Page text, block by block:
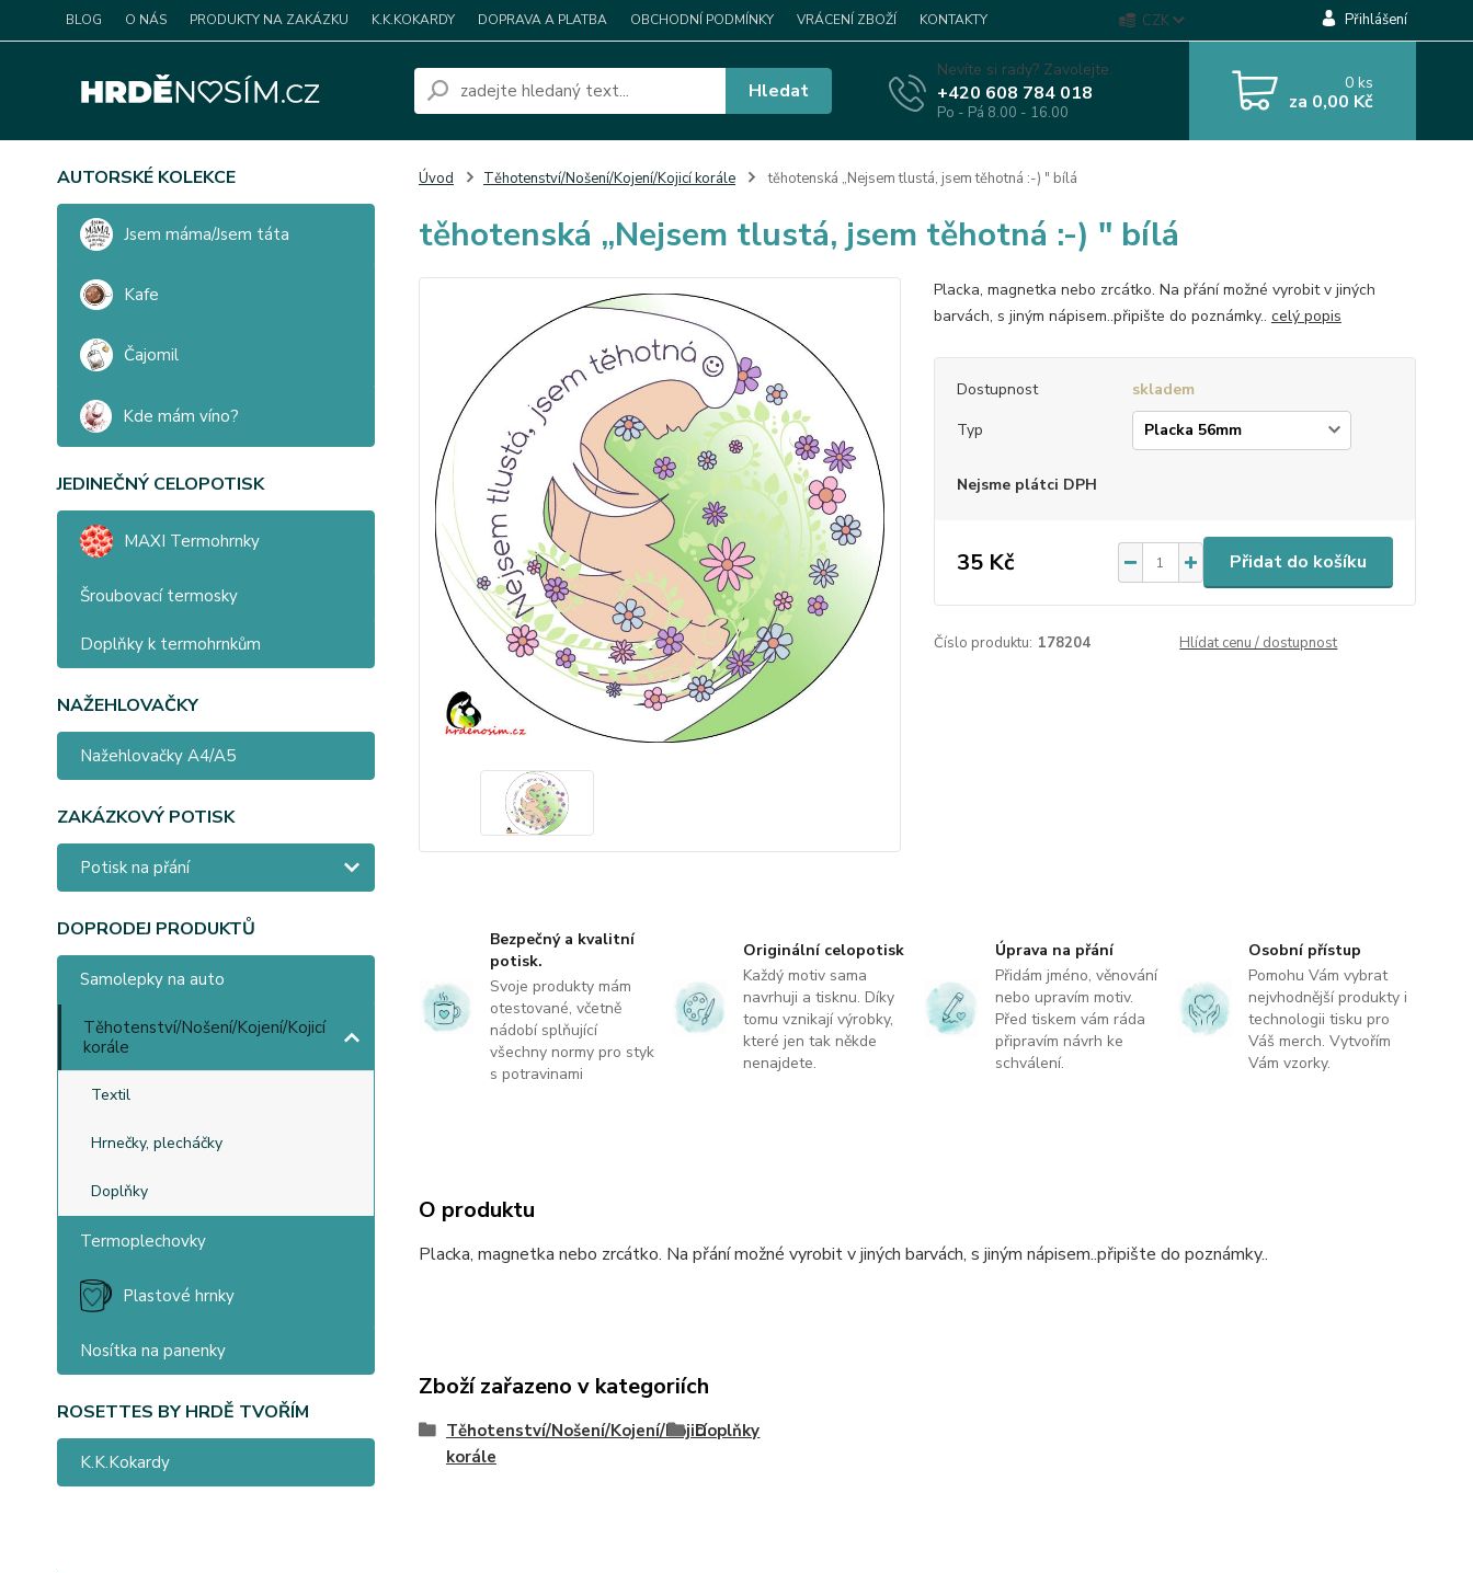
BLOG O NÁS PRODUKTY NA ZAKÁZKU K.K.KOKARDY DOPRAVA A PLATBA OBCHODNÍ PODMÍNKY VRÁCENÍ ZBOŽÍ KONTAKTY CZK Přihlášení
Hledat
Nevíte si rady? Zavolejte.
+420 608 784 018
Po - Pá 8.00 - 16.00
0ks
za 0,00 Kč
AUTORSKÉ KOLEKCE
Jsem máma/Jsem táta
Kafe
Čajomil
Kde mám víno?
JEDINEČNÝ CELOPOTISK
MAXI Termohrnky
Šroubovací termosky
Doplňky k termohrnkům
NAŽEHLOVAČKY
Nažehlovačky A4/A5
ZAKÁZKOVÝ POTISK
Potisk na přání
DOPRODEJ PRODUKTŮ
Samolepky na auto
Těhotenství/Nošení/Kojení/Kojicí
korále
Textil
Hrnečky, plecháčky
Doplňky
Termoplechovky
Plastové hrnky
Nosítka na panenky
ROSETTES BY HRDĚ TVOŘÍM
K.K.Kokardy
Úvod Těhotenství/Nošení/Kojení/Kojicí korále těhotenská „Nejsem tlustá, jsem těhotná :-) " bílá
těhotenská „Nejsem tlustá, jsem těhotná :-) " bílá
Placka, magnetka nebo zrcátko. Na přání možné vyrobit v jiných
barvách, s jiným nápisem..připište do poznámky.. celý popis
Dostupnost
skladem
Typ
Nejsme plátci DPH
35 Kč Přidat do košíku
Číslo produktu: 178204 Hlídat cenu / dostupnost
Bezpečný a kvalitní
potisk.
Svoje produkty mám
otestované, včetně
nádobí splňující
všechny normy pro styk
s potravinami
Originální celopotisk
Každý motiv sama
navrhuji a tisknu. Díky
tomu vznikají výrobky,
které jen tak někde
nenajdete.
Úprava na přání
Přidám jméno, věnování
nebo upravím motiv.
Před tiskem vám ráda
připravím návrh ke
schválení.
Osobní přístup
Pomohu Vám vybrat
nejvhodnější produkty i
technologii tisku pro
Váš merch. Vytvořím
Vám vzorky.
O produktu
Placka, magnetka nebo zrcátko. Na přání možné vyrobit v jiných barvách, s jiným nápisem..připište do poznámky..
Zboží zařazeno v kategoriích
Těhotenství/Nošení/Kojení/Kojicí
korále
Doplňky